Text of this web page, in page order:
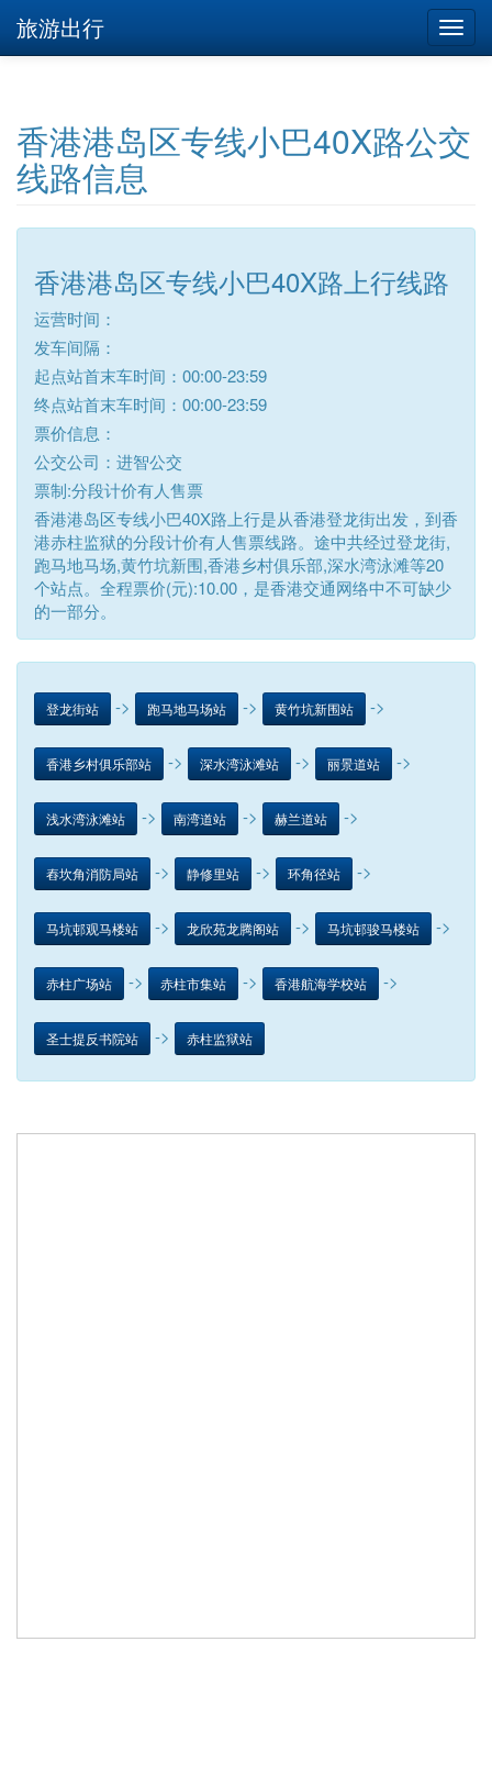
旅游出行
香港港岛区专线小巴40X路公交
线路信息
香港港岛区专线小巴40X路上行线路
运营时间：
发车间隔：
起点站首末车时间：00:00-23:59
终点站首末车时间：00:00-23:59
票价信息：
公交公司：进智公交
票制:分段计价有人售票
香港港岛区专线小巴40X路上行是从香港登龙街出发，到香
港赤柱监狱的分段计价有人售票线路。途中共经过登龙街,
跑马地马场,黄竹坑新围,香港乡村俱乐部,深水湾泳滩等20
个站点。全程票价(元):10.00，是香港交通网络中不可缺少
的一部分。
登龙街站 -> 跑马地马场站 -> 黄竹坑新围站 ->
香港乡村俱乐部站 -> 深水湾泳滩站 -> 丽景道站 ->
浅水湾泳滩站 -> 南湾道站 -> 赫兰道站 ->
舂坎角消防局站 -> 静修里站 -> 环角径站 ->
马坑邨观马楼站 -> 龙欣苑龙腾阁站 -> 马坑邨骏马楼站 ->
赤柱广场站 -> 赤柱市集站 -> 香港航海学校站 ->
圣士提反书院站 -> 赤柱监狱站